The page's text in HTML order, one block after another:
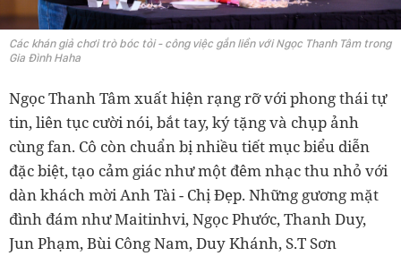
Các khán giả chơi trò bóc tỏi - công việc gắn liền với Ngọc Thanh Tâm trong
Gia Đình Haha
Ngọc Thanh Tâm xuất hiện rạng rỡ với phong thái tự
tin, liên tục cười nói, bắt tay, ký tặng và chụp ảnh
cùng fan. Cô còn chuẩn bị nhiều tiết mục biểu diễn
đặc biệt, tạo cảm giác như một đêm nhạc thu nhỏ với
dàn khách mời Anh Tài - Chị Đẹp. Những gương mặt
đình đám như Maitinhvi, Ngọc Phước, Thanh Duy,
Jun Phạm, Bùi Công Nam, Duy Khánh, S.T Sơn